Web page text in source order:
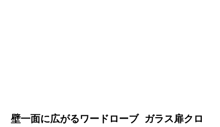
壁一面に広がるワードローブ ガラス扉クロ